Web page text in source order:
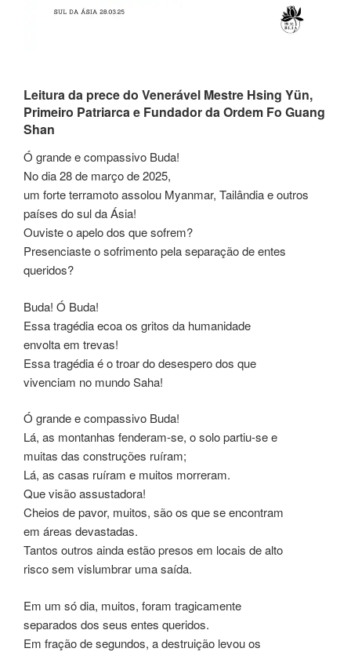
Leitura da prece do Venerável Mestre Hsing Yün,
Primeiro Patriarca e Fundador da Ordem Fo Guang
Shan
Ó grande e compassivo Buda!
No dia 28 de março de 2025,
um forte terramoto assolou Myanmar, Tailândia e outros
países do sul da Ásia!
Ouviste o apelo dos que sofrem?
Presenciaste o sofrimento pela separação de entes
queridos?
Buda! Ó Buda!
Essa tragédia ecoa os gritos da humanidade
envolta em trevas!
Essa tragédia é o troar do desespero dos que
vivenciam no mundo Saha!
Ó grande e compassivo Buda!
Lá, as montanhas fenderam-se, o solo partiu-se e
muitas das construções ruíram;
Lá, as casas ruíram e muitos morreram.
Que visão assustadora!
Cheios de pavor, muitos, são os que se encontram
em áreas devastadas.
Tantos outros ainda estão presos em locais de alto
risco sem vislumbrar uma saída.
Em um só dia, muitos, foram tragicamente
separados dos seus entes queridos.
Em fração de segundos, a destruição levou os